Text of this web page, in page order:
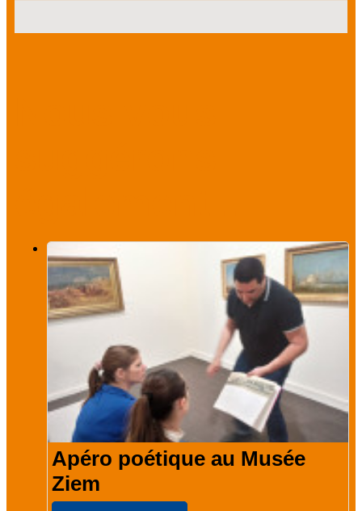
Apéro poétique au Musée
Ziem